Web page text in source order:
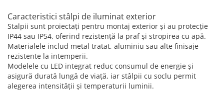
Caracteristici stâlpi de iluminat exterior
Stalpii sunt proiectați pentru montaj exterior și au protecție
IP44 sau IP54, oferind rezistență la praf și stropirea cu apă.
Materialele includ metal tratat, aluminiu sau alte finisaje
rezistente la intemperii.
Modelele cu LED integrat reduc consumul de energie și
asigură durată lungă de viață, iar stâlpii cu soclu permit
alegerea intensității și temperaturii luminii.